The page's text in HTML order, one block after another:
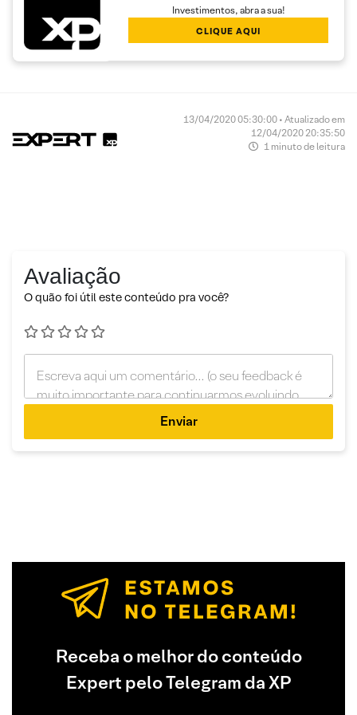
Investimentos, abra a sua!
CLIQUE AQUI
13/04/2020 05:30:00 • Atualizado em
12/04/2020 20:35:50
1 minuto de leitura
Avaliação
O quão foi útil este conteúdo pra você?
Enviar
Receba o melhor do conteúdo
Expert pelo Telegram da XP